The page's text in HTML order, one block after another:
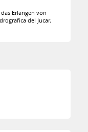
Erlangen von
del Jucar,